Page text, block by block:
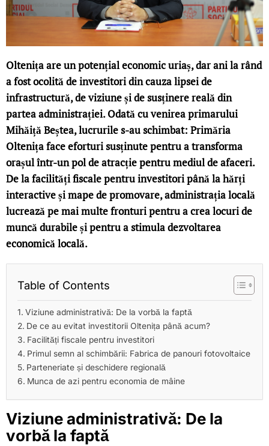
Oltenița are un potențial economic uriaș, dar ani la rând
a fost ocolită de investitori din cauza lipsei de
infrastructură, de viziune și de susținere reală din
partea administrației. Odată cu venirea primarului
Mihăiță Beștea, lucrurile s-au schimbat: Primăria
Oltenița face eforturi susținute pentru a transforma
orașul într-un pol de atracție pentru mediul de afaceri.
De la facilități fiscale pentru investitori până la hărți
interactive și mape de promovare, administrația locală
lucrează pe mai multe fronturi pentru a crea locuri de
muncă durabile și pentru a stimula dezvoltarea
economică locală.
Table of Contents
Viziune administrativă: De la vorbă la faptă
De ce au evitat investitorii Oltenița până acum?
Facilități fiscale pentru investitori
Primul semn al schimbării: Fabrica de panouri fotovoltaice
Parteneriate și deschidere regională
Munca de azi pentru economia de mâine
Viziune administrativă: De la
vorbă la faptă